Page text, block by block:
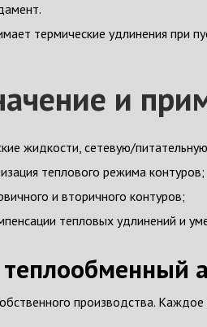
термические удлинения при
и
жидкости, сетевую/
теплового режима контуров;
и вторичного контуров;
тепловых удлинений и
теплообменный
производства.